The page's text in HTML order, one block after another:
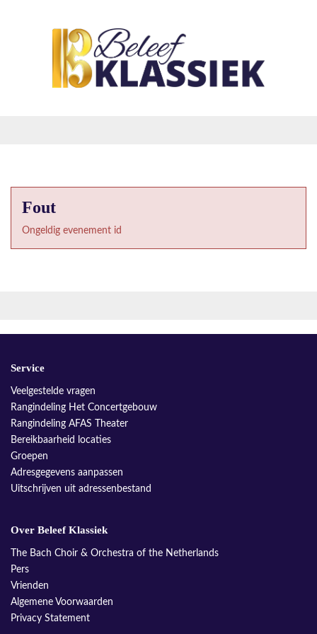
Fout
Ongeldig evenement id
Service
Veelgestelde vragen
Rangindeling Het Concertgebouw
Rangindeling AFAS Theater
Bereikbaarheid locaties
Groepen
Adresgegevens aanpassen
Uitschrijven uit adressenbestand
Over Beleef Klassiek
The Bach Choir & Orchestra of the Netherlands
Pers
Vrienden
Algemene Voorwaarden
Privacy Statement